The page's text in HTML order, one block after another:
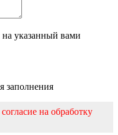
указанный вами
заполнения
на обработку